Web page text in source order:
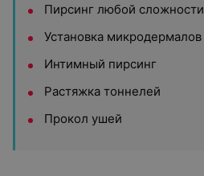
Пирсинг любой сложности
Установка микродермалов
Интимный пирсинг
Растяжка тоннелей
Прокол ушей